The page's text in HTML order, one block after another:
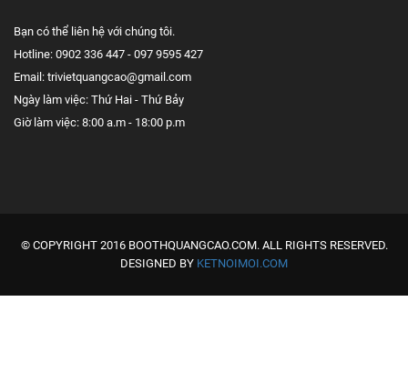
Bạn có thể liên hệ với chúng tôi.
Hotline: 0902 336 447 - 097 9595 427
Email: trivietquangcao@gmail.com
Ngày làm việc: Thứ Hai - Thứ Bảy
Giờ làm việc: 8:00 a.m - 18:00 p.m
© COPYRIGHT 2016 BOOTHQUANGCAO.COM. ALL RIGHTS RESERVED.
DESIGNED BY KETNOIMOI.COM